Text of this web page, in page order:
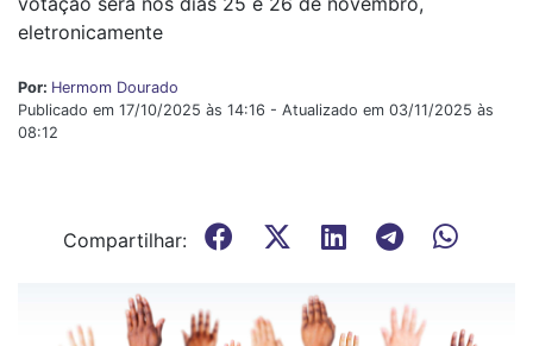
eletronicamente
Por: Hermom Dourado
Publicado em 17/10/2025 às 14:16 - Atualizado em 03/11/2025 às
08:12
Compartilhar: